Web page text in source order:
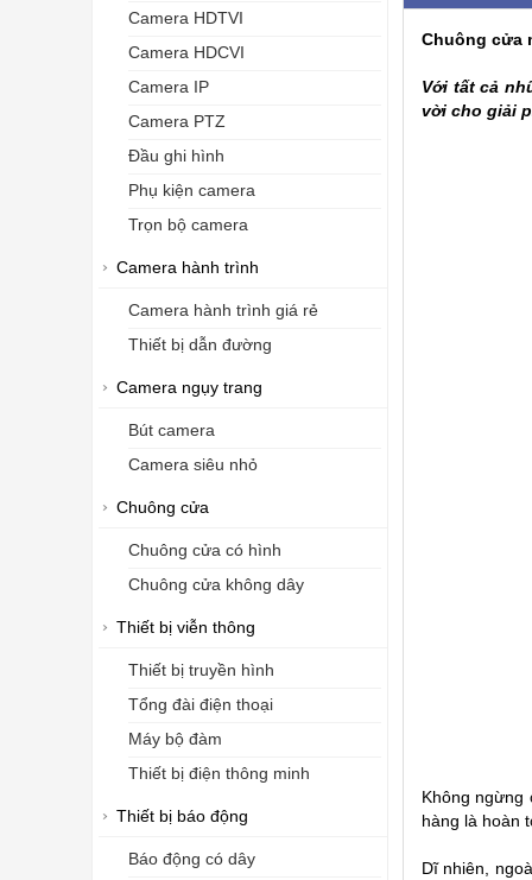
Camera HDTVI
Camera HDCVI
Camera IP
Camera PTZ
Đầu ghi hình
Phụ kiện camera
Trọn bộ camera
Camera hành trình
Camera hành trình giá rẻ
Thiết bị dẫn đường
Camera ngụy trang
Bút camera
Camera siêu nhỏ
Chuông cửa
Chuông cửa có hình
Chuông cửa không dây
Thiết bị viễn thông
Thiết bị truyền hình
Tổng đài điện thoại
Máy bộ đàm
Thiết bị điện thông minh
Thiết bị báo động
Báo động có dây
Chuông cửa
Với tất cả
vời cho giải
Không ngừng
hàng là hoàn
Dĩ nhiên,